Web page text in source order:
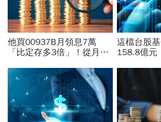
他買00937B月領息7萬
「比定存多3倍」！從月月
離場...看懂債券投資3大盲
點
這檔台股
158.8億